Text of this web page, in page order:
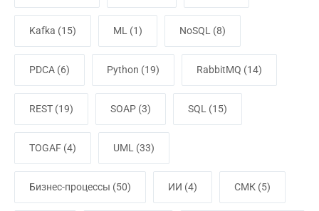
Kafka (15) ML (1) NoSQL (8)
PDCA (6) Python (19) RabbitMQ (14)
REST (19) SOAP (3) SQL (15)
TOGAF (4) UML (33)
Бизнес-процессы (50) ИИ (4) СМК (5)